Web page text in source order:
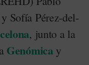
Sofía Pérez-del-
, junto a la
Genómicay